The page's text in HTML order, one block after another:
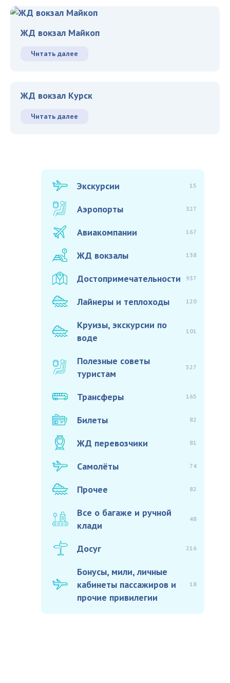
ЖД вокзал Майкоп
Читать далее
ЖД вокзал Курск
Читать далее
Экскурсии 15
Аэропорты 327
Авиакомпании 167
ЖД вокзалы 138
Достопримечательности 937
Лайнеры и теплоходы 120
Круизы, экскурсии по
воде
101
Полезные советы
туристам
527
Трансферы 165
Билеты 82
ЖД перевозчики 81
Самолёты 74
Прочее 82
Все о багаже и ручной
клади
48
Досуг 216
Бонусы, мили, личные
кабинеты пассажиров и
прочие привилегии
18